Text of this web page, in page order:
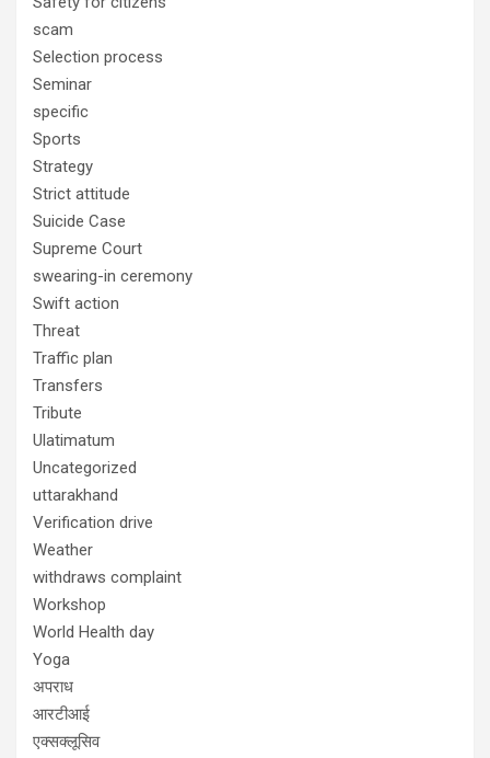
scam
Selection process
Seminar
specific
Sports
Strategy
Strict attitude
Suicide Case
Supreme Court
swearing-in ceremony
Swift action
Threat
Traffic plan
Transfers
Tribute
Ulatimatum
Uncategorized
uttarakhand
Verification drive
Weather
withdraws complaint
Workshop
World Health day
Yoga
अपराध
आरटीआई
एक्सक्लूसिव